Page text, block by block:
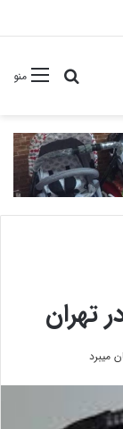
منوجستجو
تهران